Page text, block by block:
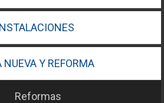
NUEVA Y REFORMA
Reformas